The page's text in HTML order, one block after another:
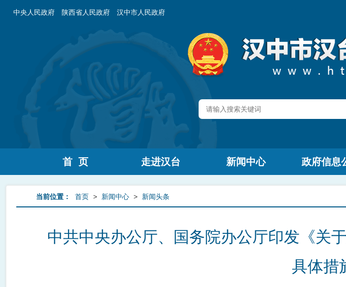
中央人民政府 陕西省人民政府 汉中市人民政府
首 页 走进汉台 新闻中心 政府信息
当前位置： 首页 > 新闻中心 > 新闻头条
中共中央办公厅、国务院办公厅印发《关
具体措